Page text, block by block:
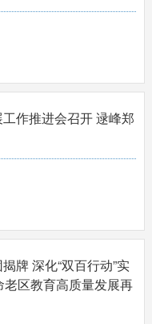
作推进会召开 逯峰郑
牌 深化“双百行动”实
老区教育高质量发展再